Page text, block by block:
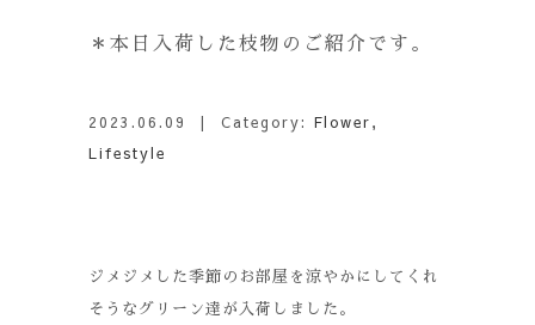
＊本日入荷した枝物のご紹介です。
2023.06.09 | Category: Flower,
Lifestyle
ジメジメした季節のお部屋を涼やかにしてくれ
そうなグリーン達が入荷しました。